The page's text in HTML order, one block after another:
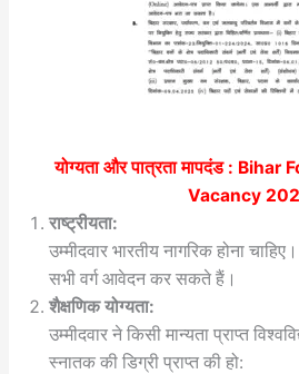
योग्यता और पात्रता मापदंड : Bihar
Vacancy
राष्ट्रीयता:
उम्मीदवार भारतीय नागरिक होना
सभी वर्ग आवेदन कर सकते हैं।
शैक्षणिक योग्यता:
उम्मीदवार ने किसी मान्यता प्राप्त
स्नातक की डिग्री प्राप्त की हो: